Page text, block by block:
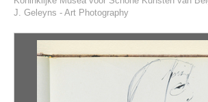
J. Geleyns - Art Photography